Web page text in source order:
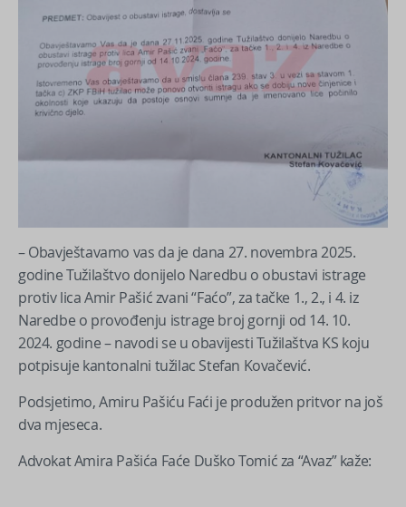
– Obavještavamo vas da je dana 27. novembra 2025.
godine Tužilaštvo donijelo Naredbu o obustavi istrage
protiv lica Amir Pašić zvani “Faćo”, za tačke 1., 2., i 4. iz
Naredbe o provođenju istrage broj gornji od 14. 10.
2024. godine – navodi se u obavijesti Tužilaštva KS koju
potpisuje kantonalni tužilac Stefan Kovačević.
Podsjetimo, Amiru Pašiću Faći je produžen pritvor na još
dva mjeseca.
Advokat Amira Pašića Faće Duško Tomić za “Avaz” kaže: